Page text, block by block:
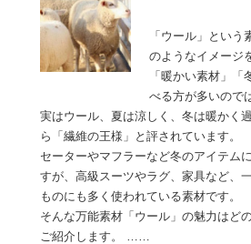
「ウール」とい
のようなイメージ
「暖かい素材」
べる方が多いので
実はウール、夏は涼しく、冬は暖かく
ら「繊維の王様」と評されています。
セーターやマフラーなど冬のアイテム
すが、高級スーツやラグ、家具など、
ものにも多く使われている素材です。
そんな万能素材「ウール」の魅力はど
ご紹介します。 ……